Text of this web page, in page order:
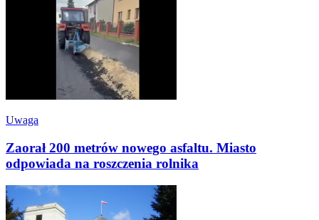
Uwaga
Zaorał 200 metrów nowego asfaltu. Miasto
odpowiada na roszczenia rolnika